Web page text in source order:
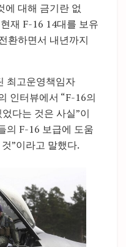
에 대해 금기란 없
재 F-16 14대를 보유
환하면서 내년까지
최고운영책임자
인터뷰에서 “F-16의
다는 것은 사실”이
의 F-16 보급에 도움
”이라고 말했다.